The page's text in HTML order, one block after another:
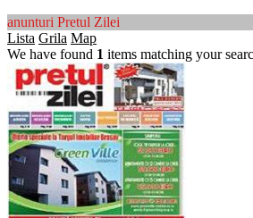
anunturi Pretul Zilei
Lista Grila Map
We have found 1 items matching your